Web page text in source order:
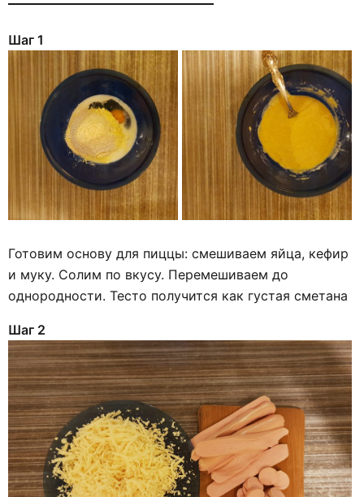
Шаг 1
Готовим основу для пиццы: смешиваем яйца, кефир
и муку. Солим по вкусу. Перемешиваем до
однородности. Тесто получится как густая сметана
Шаг 2